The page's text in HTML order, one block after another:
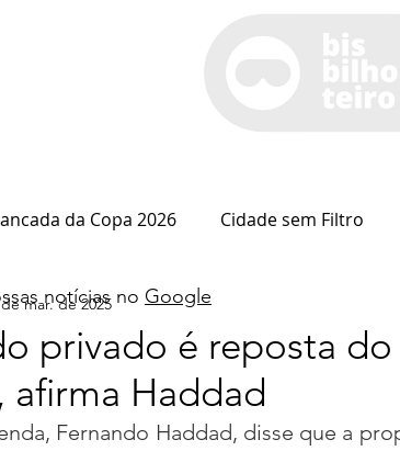
da Copa 2026 Cidade sem Filtro
Espaço Itaipu
Esportes Coluna do Nolasco
privado é reposta
afirma Haddad
mar. de 2025
Fernando Haddad, disse que a
notícias no Google